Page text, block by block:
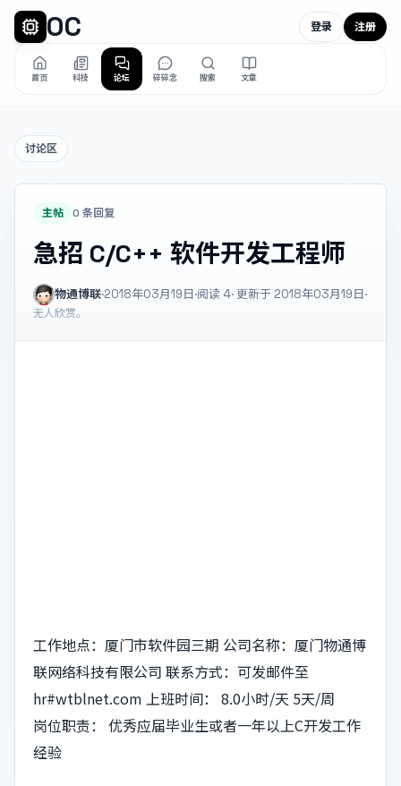
OC
首页 科技 论坛 碎碎念 搜索 文章
登录 注册
讨论区
主帖 0 条回复
急招 C/C++ 软件开发工程师
物通博联·2018年03月19日·阅读 4· 更新于 2018年03月19日·
无人欣赏。
工作地点：厦门市软件园三期 公司名称：厦门物通博
联网络科技有限公司 联系方式：可发邮件至
hr#wtblnet.com 上班时间： 8.0小时/天 5天/周
岗位职责： 优秀应届毕业生或者一年以上C开发工作
经验